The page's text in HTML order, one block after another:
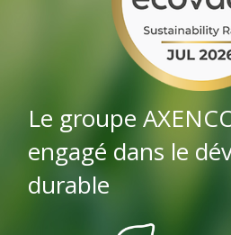
Le groupe
engagé dans le
durable